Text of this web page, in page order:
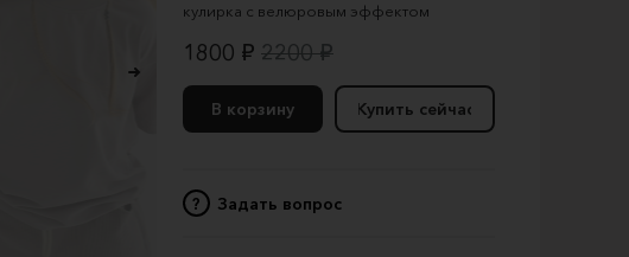
кулирка с велюровым эффектом
1800 ₽ 2200 ₽
В корзину Купить сейчас
? Задать вопрос